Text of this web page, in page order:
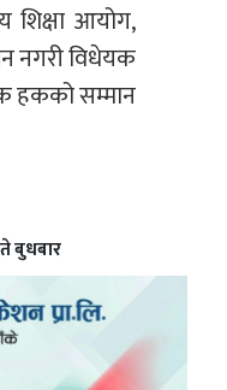
शिक्षा आयोग,
नगरी विधेयक
हकको सम्मान
बुधबार